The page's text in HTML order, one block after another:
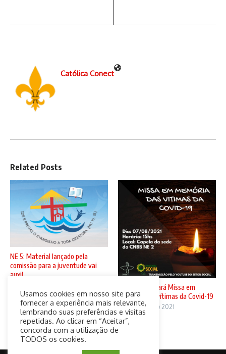
Católica Conect
Related Posts
NE 5: Material lançado pela
comissão para a juventude vai
auxil ...
CNBB N2 sediará Missa em
memória das vítimas da Covid-19
4 de agosto de 2021
Usamos cookies em nosso site para
fornecer a experiência mais relevante,
lembrando suas preferências e visitas
repetidas. Ao clicar em “Aceitar”,
concorda com a utilização de
TODOS os cookies.